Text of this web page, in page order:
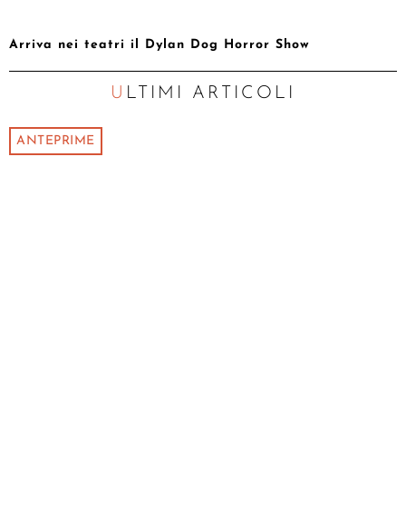
Arriva nei teatri il Dylan Dog Horror Show
ULTIMI ARTICOLI
ANTEPRIME